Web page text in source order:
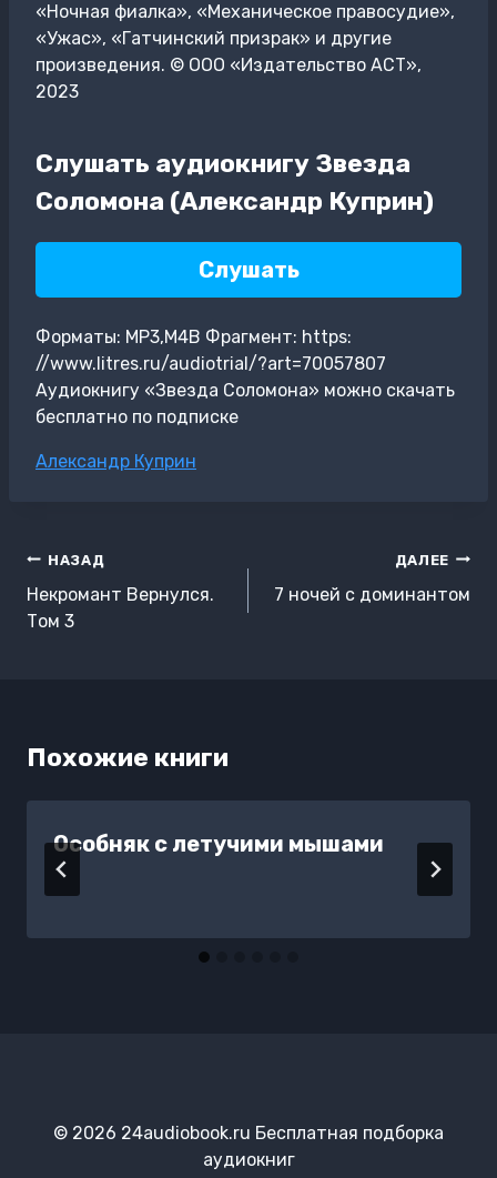
«Ночная фиалка», «Механическое правосудие»,
«Ужас», «Гатчинский призрак» и другие
произведения. © ООО «Издательство АСТ»,
2023
Слушать аудиокнигу Звезда
Соломона (Александр Куприн)
Слушать
Форматы: MP3,M4B Фрагмент: https:
//www.litres.ru/audiotrial/?art=70057807
Аудиокнигу «Звезда Соломона» можно скачать
бесплатно по подписке
Метки
Александр Куприн
Навигация
по
записям
НАЗАД
Некромант Вернулся.
Том 3
ДАЛЕЕ
7 ночей с доминантом
Похожие книги
Особняк с летучими мышами
© 2026 24audiobook.ru Бесплатная подборка
аудиокниг